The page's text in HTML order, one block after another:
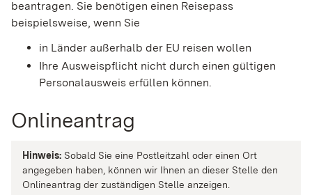
beantragen. Sie benötigen einen Reisepass
beispielsweise, wenn Sie
in Länder außerhalb der EU reisen wollen
Ihre Ausweispflicht nicht durch einen gültigen
Personalausweis erfüllen können.
Onlineantrag
Hinweis: Sobald Sie eine Postleitzahl oder einen Ort
angegeben haben, können wir Ihnen an dieser Stelle den
Onlineantrag der zuständigen Stelle anzeigen.